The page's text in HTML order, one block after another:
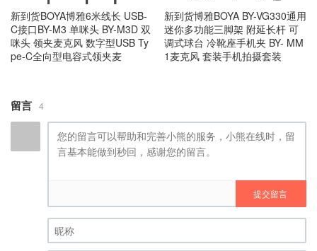
新到货BOYA博雅6米线长 USB-
C接口BY-M3 单咪头 BY-M3D 双
咪头 领夹麦克风 数字型USB Ty
pe-C全向型电容式领夹麦
新到货博雅BOYA BY-VG330通用
迷你多功能三脚架 附延长杆 可
调式球台 冷靴座手机夹 BY- MM
1麦克风 套装手机拍摄套装
留言 4
提交留言